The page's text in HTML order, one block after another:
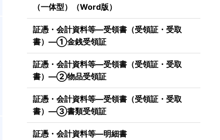
（一体型）（Word版）
証憑・会計資料等―受領書（受領証・受取
書）―①金銭受領証
証憑・会計資料等―受領書（受領証・受取
書）―②物品受領証
証憑・会計資料等―受領書（受領証・受取
書）―③書類受領証
証憑・会計資料等―明細書